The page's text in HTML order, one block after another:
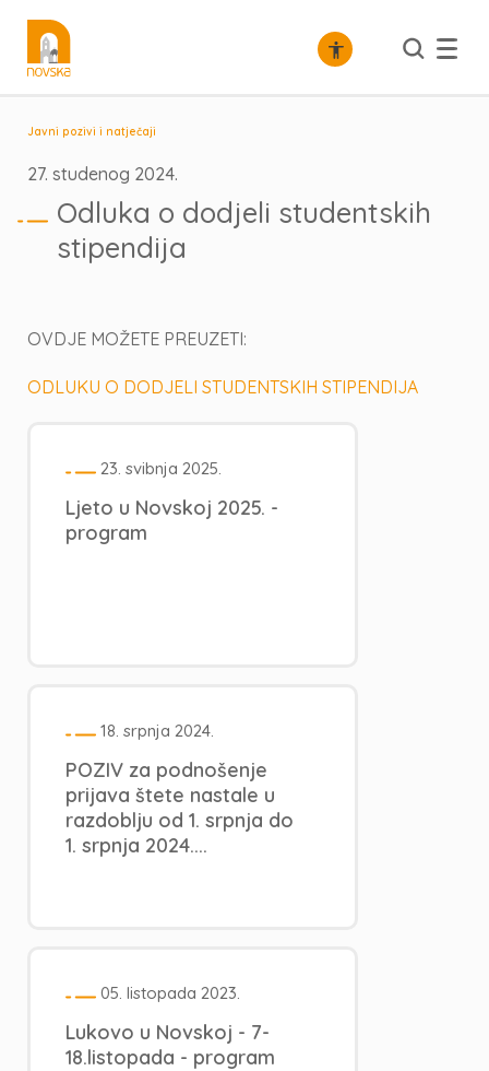
Javni pozivi i natječaji
27. studenog 2024.
Odluka o dodjeli studentskih
stipendija
OVDJE MOŽETE PREUZETI:
ODLUKU O DODJELI STUDENTSKIH STIPENDIJA
23. svibnja 2025.
Ljeto u Novskoj 2025. -
program
18. srpnja 2024.
POZIV za podnošenje
prijava štete nastale u
razdoblju od 1. srpnja do
1. srpnja 2024....
05. listopada 2023.
Lukovo u Novskoj - 7-
18.listopada - program